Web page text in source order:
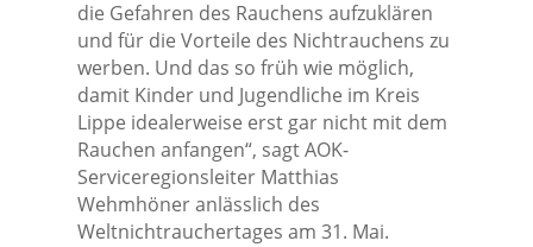
die Gefahren des Rauchens aufzuklären
und für die Vorteile des Nichtrauchens zu
werben. Und das so früh wie möglich,
damit Kinder und Jugendliche im Kreis
Lippe idealerweise erst gar nicht mit dem
Rauchen anfangen“, sagt AOK-
Serviceregionsleiter Matthias
Wehmhöner anlässlich des
Weltnichtrauchertages am 31. Mai.